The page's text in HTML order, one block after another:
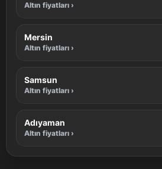
Altın fiyatları ›
Mersin
Altın fiyatları ›
Samsun
Altın fiyatları ›
Adıyaman
Altın fiyatları ›